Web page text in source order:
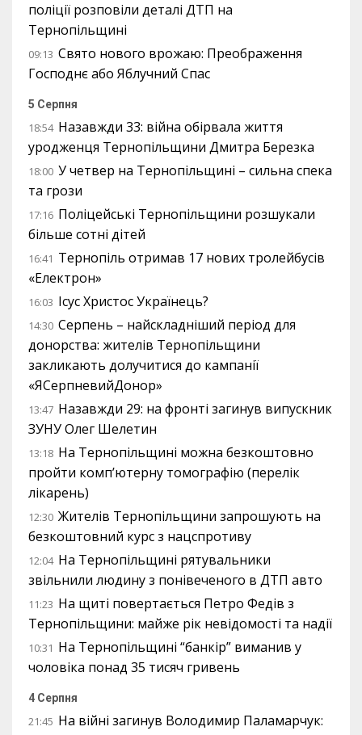
поліції розповіли деталі ДТП на
Тернопільщині
09:13 Свято нового врожаю: Преображення
Господнє або Яблучний Спас
5 Серпня
18:54 Назавжди 33: війна обірвала життя
уродженця Тернопільщини Дмитра Березка
18:00 У четвер на Тернопільщині – сильна спека
та грози
17:16 Поліцейські Тернопільщини розшукали
більше сотні дітей
16:41 Тернопіль отримав 17 нових тролейбусів
«Електрон»
16:03 Ісус Христос Українець?
14:30 Серпень – найскладніший період для
донорства: жителів Тернопільщини
закликають долучитися до кампанії
«ЯСерпневийДонор»
13:47 Назавжди 29: на фронті загинув випускник
ЗУНУ Олег Шелетин
13:18 На Тернопільщині можна безкоштовно
пройти комп’ютерну томографію (перелік
лікарень)
12:30 Жителів Тернопільщини запрошують на
безкоштовний курс з нацспротиву
12:04 На Тернопільщині рятувальники
звільнили людину з понівеченого в ДТП авто
11:23 На щиті повертається Петро Федів з
Тернопільщини: майже рік невідомості та надії
10:31 На Тернопільщині “банкір” виманив у
чоловіка понад 35 тисяч гривень
4 Серпня
21:45 На війні загинув Володимир Паламарчук: